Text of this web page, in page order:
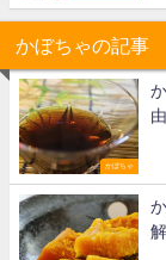
かぼちゃの記事
かぼちゃ
由